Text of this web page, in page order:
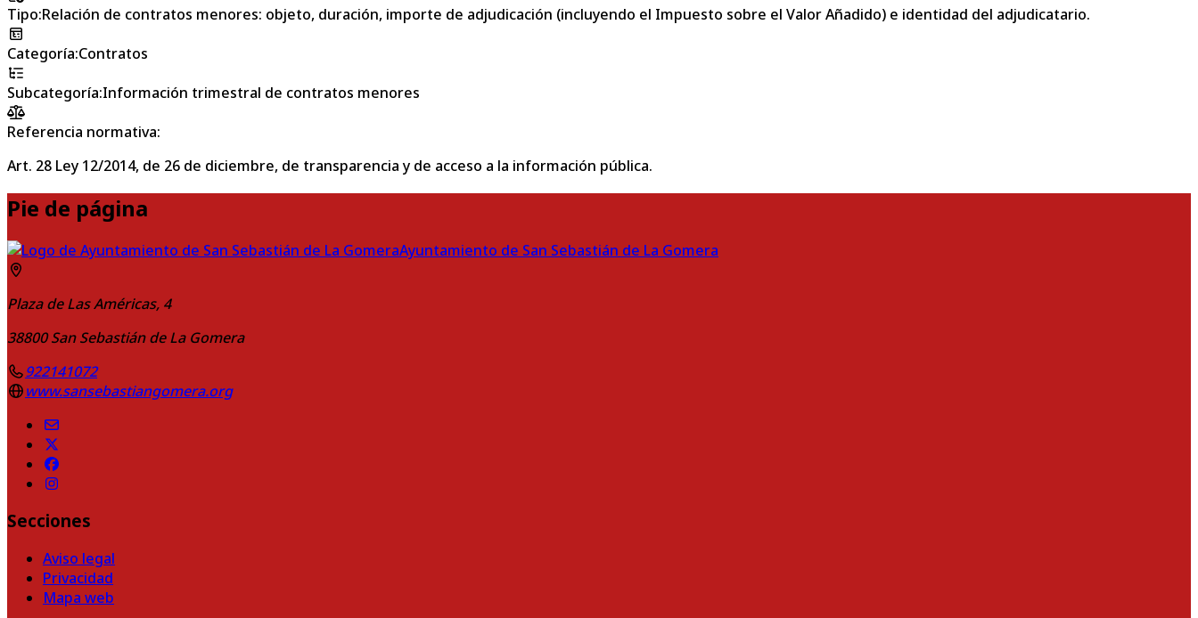
Tipo:Relación de contratos menores: objeto, duración, importe de adjudicación (incluyendo el Impuesto sobre el Valor Añadido) e identidad del adjudicatario.
Categoría:Contratos
Subcategoría:Información trimestral de contratos menores
Referencia normativa:
Art. 28 Ley 12/2014, de 26 de diciembre, de transparencia y de acceso a la información pública.
Pie de página
Ayuntamiento de San Sebastián de La Gomera
Plaza de Las Américas, 4
38800 San Sebastián de La Gomera
922141072
www.sansebastiangomera.org
Secciones
Aviso legal
Privacidad
Mapa web